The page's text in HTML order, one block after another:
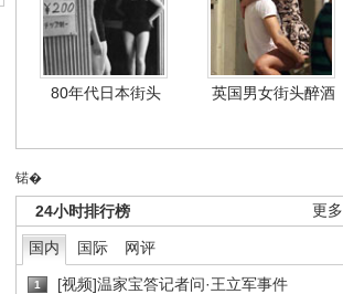
80年代日本街头 英国男女街头醉酒
锘�
更多
24小时排行榜
国内 国际 网评
1 [视频]温家宝答记者问·王立军事件